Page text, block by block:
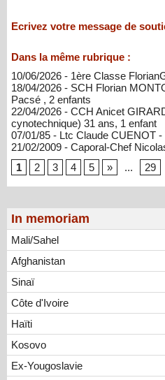
In memoriam
Mali/Sahel
Afghanistan
Sinaï
Côte d'Ivoire
Haïti
Kosovo
Ex-Yougoslavie
Ecrivez votre message de
Dans la même rubrique :
10/06/2026 - 1ère Classe
18/04/2026 - SCH Florian
Pacsé , 2 enfants
22/04/2026 - CCH Anicet
cynotechnique) 31 ans, 1 enfant
07/01/85 - Ltc Claude CUENOT
21/02/2009 - Caporal-Chef
1
2 3 4 5 » ... 29